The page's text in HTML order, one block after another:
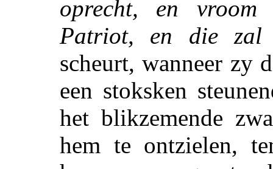
oprecht, en vroom
Patriot, en die zal
scheurt, wanneer zy
een stoksken
het blikzemende
hem te ontzielen,